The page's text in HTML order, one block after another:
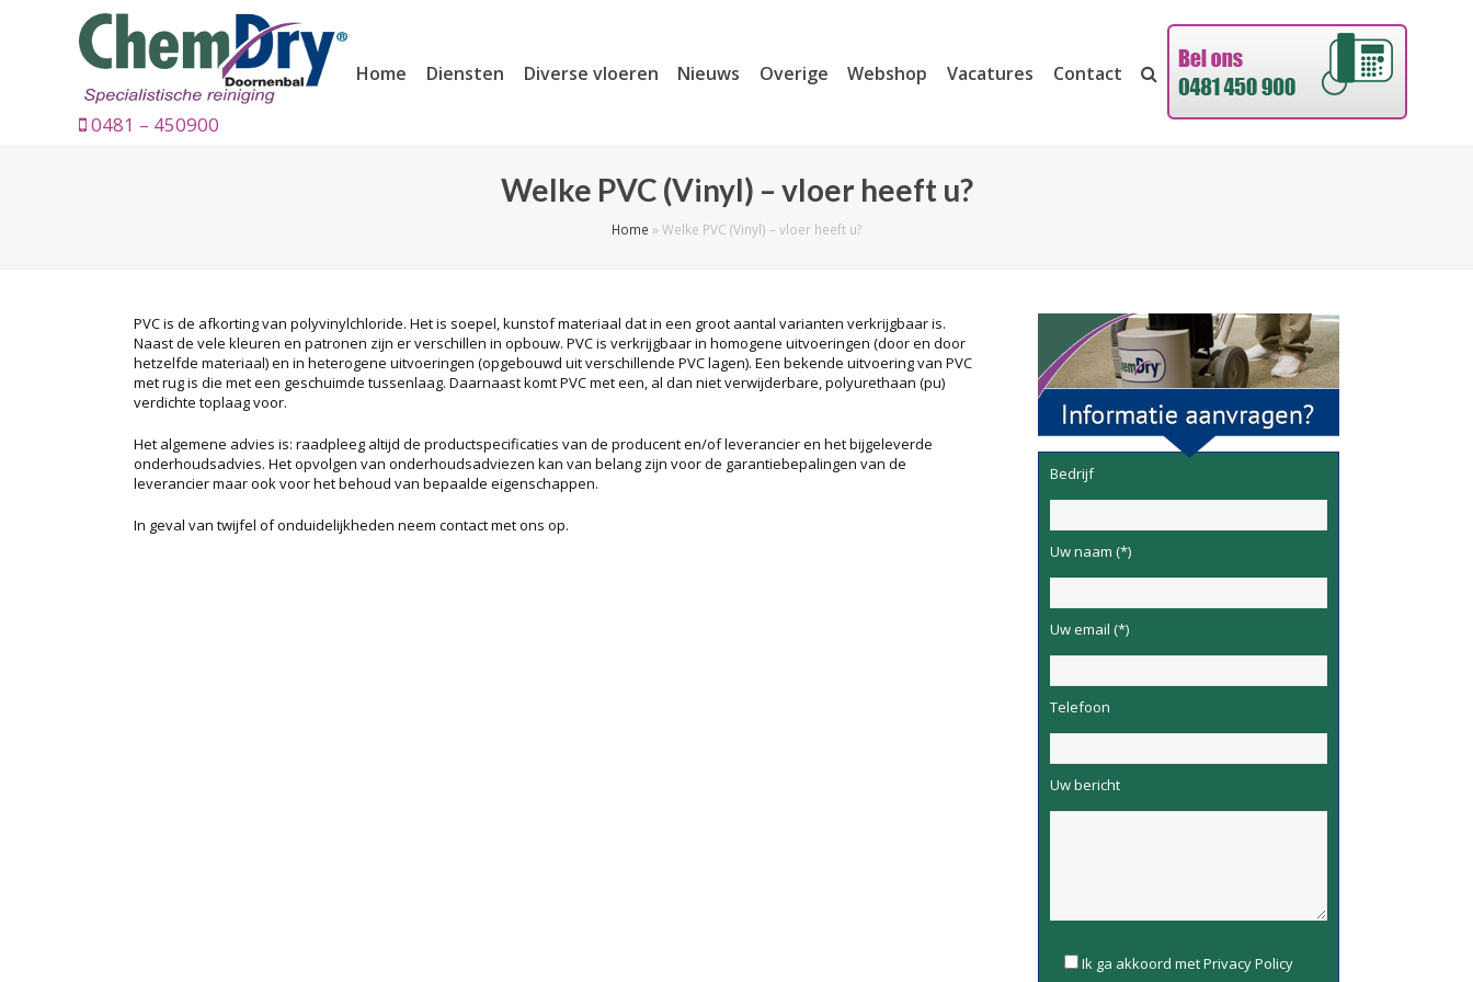
0481 – 450900
Home Diensten Diverse vloeren Nieuws Overige Webshop Vacatures Contact
Welke PVC (Vinyl) – vloer heeft u?
Home » Welke PVC (Vinyl) – vloer heeft u?
PVC is de afkorting van polyvinylchloride. Het is soepel, kunstof materiaal dat in een groot aantal varianten verkrijgbaar is.
Naast de vele kleuren en patronen zijn er verschillen in opbouw. PVC is verkrijgbaar in homogene uitvoeringen (door en door
hetzelfde materiaal) en in heterogene uitvoeringen (opgebouwd uit verschillende PVC lagen). Een bekende uitvoering van PVC
met rug is die met een geschuimde tussenlaag. Daarnaast komt PVC met een, al dan niet verwijderbare, polyurethaan (pu)
verdichte toplaag voor.
Het algemene advies is: raadpleeg altijd de productspecificaties van de producent en/of leverancier en het bijgeleverde
onderhoudsadvies. Het opvolgen van onderhoudsadviezen kan van belang zijn voor de garantiebepalingen van de
leverancier maar ook voor het behoud van bepaalde eigenschappen.
In geval van twijfel of onduidelijkheden neem contact met ons op.
Bedrijf
Uw naam (*)
Uw email (*)
Telefoon
Uw bericht
leaveIk ga akkoord met Privacy Policy